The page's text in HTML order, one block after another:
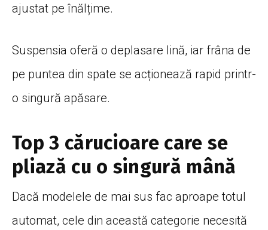
ajustat pe înălțime.
Suspensia oferă o deplasare lină, iar frâna de
pe puntea din spate se acționează rapid printr-
o singură apăsare.
Top 3 cărucioare care se
pliază cu o singură mână
Dacă modelele de mai sus fac aproape totul
automat, cele din această categorie necesită